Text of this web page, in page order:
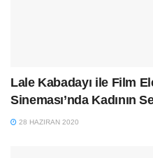
Lale Kabadayı ile Film
Sineması’nda Kadının
28 HAZIRAN 2020